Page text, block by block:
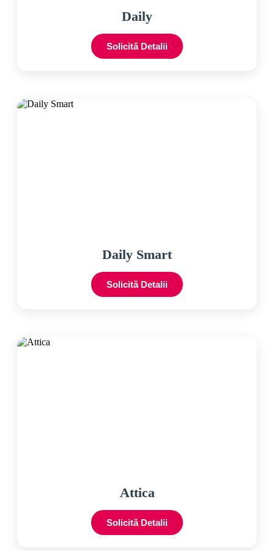
Daily
Solicită Detalii
Daily Smart
Solicită Detalii
Attica
Solicită Detalii